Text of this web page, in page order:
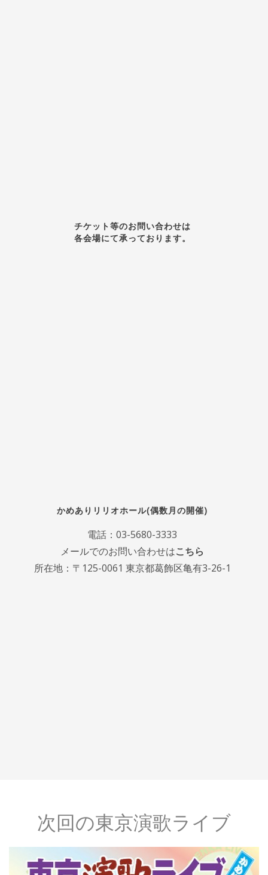
チケット等のお問い合わせは
各会場にて承っております。
かめありリリオホール(偶数月の開催)
電話：03-5680-3333
メールでのお問い合わせはこちら
所在地：〒125-0061 東京都葛飾区亀有3-26-1
次回の東京演歌ライブ